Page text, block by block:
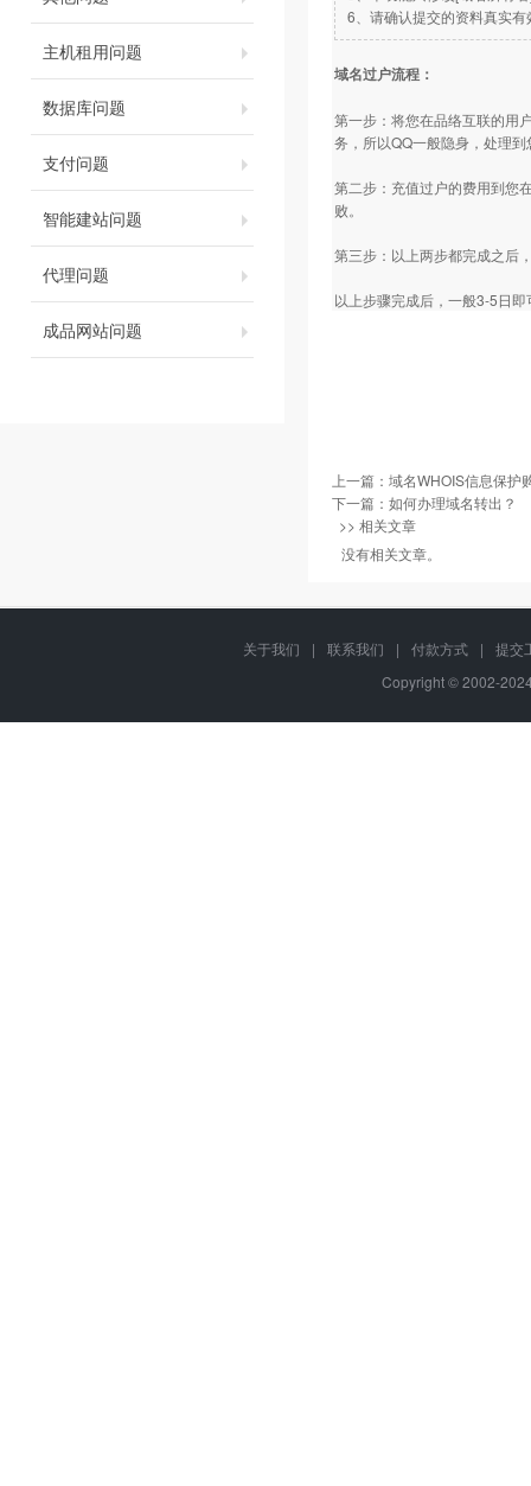
主机租用问题
数据库问题
支付问题
智能建站问题
代理问题
成品网站问题
6、请确认提交的资料真实
域名过户流程：
第一步：将您在品络互联的用
务，所以QQ一般隐身，处理
第二步：充值过户的费用到您
败。
第三步：以上两步都完成之后
以上步骤完成后，一般3-5日
上一篇： 域名WHOIS信息保护
下一篇： 如何办理域名转出？
>> 相关文章
没有相关文章。
关于我们 | 联系我们 | 付款方式 |
提交
Copyright © 2002-